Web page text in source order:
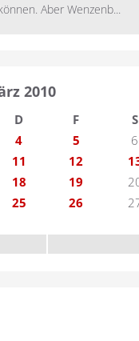
Aber Wenzenb...
2010
D F
S
4 5
6
11 12
18 19
25 26